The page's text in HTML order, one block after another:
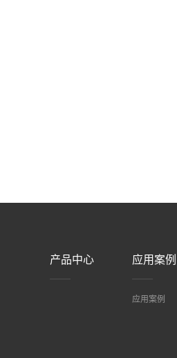
产品中心 应用案例
应用案例